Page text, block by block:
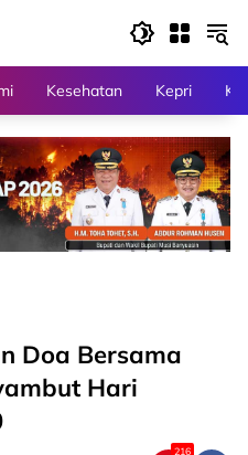
Kesehatan Kepri
Doa Bersama
Hari
216